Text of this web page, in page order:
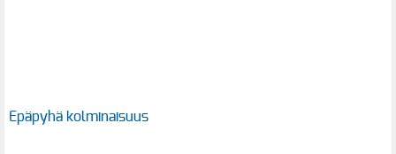
Epäpyhä kolminaisuus